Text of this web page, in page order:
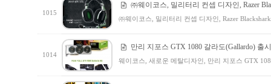
1015
㈜웨이코스, 밀리터리 컨셉 디자인, Razer
㈜웨이코스, 밀리터리 컨셉 디자인, Razer
1014
만리 지포스 GTX 1080 갈라도(Gallardo) 출시
웨이코스, 새로운 메탈디자인, 만리 지포스